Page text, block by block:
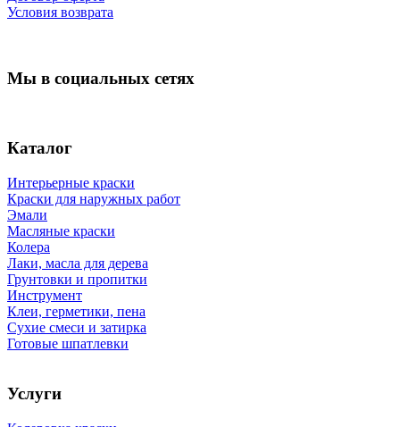
Условия возврата
Мы в социальных сетях
Каталог
Интерьерные краски
Краски для наружных работ
Эмали
Масляные краски
Колера
Лаки, масла для дерева
Грунтовки и пропитки
Инструмент
Клеи, герметики, пена
Сухие смеси и затирка
Готовые шпатлевки
Услуги